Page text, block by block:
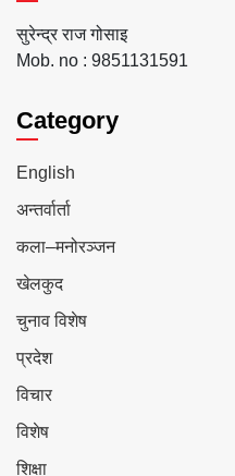
सुरेन्द्र राज गोसाइ
Mob. no : 9851131591
Category
English
अन्तर्वार्ता
कला–मनोरञ्जन
खेलकुद
चुनाव विशेष
प्रदेश
विचार
विशेष
शिक्षा